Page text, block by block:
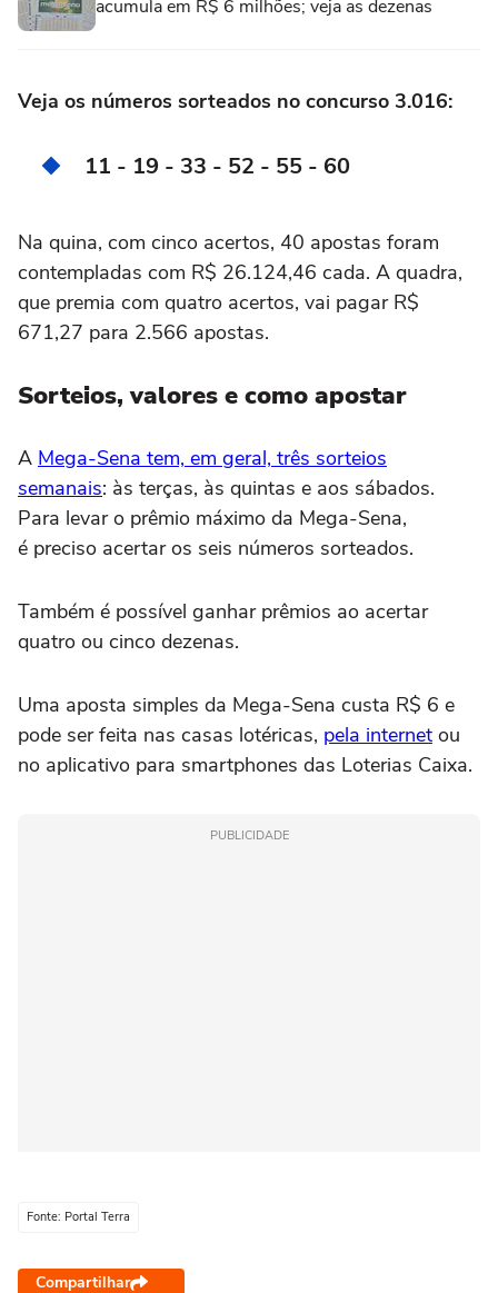
acumula em R$ 6 milhões; veja as dezenas
Veja os números sorteados no concurso 3.016:
11 - 19 - 33 - 52 - 55 - 60
Na quina, com cinco acertos, 40 apostas foram
contempladas com R$ 26.124,46 cada. A quadra,
que premia com quatro acertos, vai pagar R$
671,27 para 2.566 apostas.
Sorteios, valores e como apostar
A Mega-Sena tem, em geral, três sorteios
semanais: às terças, às quintas e aos sábados.
Para levar o prêmio máximo da Mega-Sena,
é preciso acertar os seis números sorteados.
Também é possível ganhar prêmios ao acertar
quatro ou cinco dezenas.
Uma aposta simples da Mega-Sena custa R$ 6 e
pode ser feita nas casas lotéricas, pela internet ou
no aplicativo para smartphones das Loterias Caixa.
PUBLICIDADE
Fonte: Portal Terra
Compartilhar